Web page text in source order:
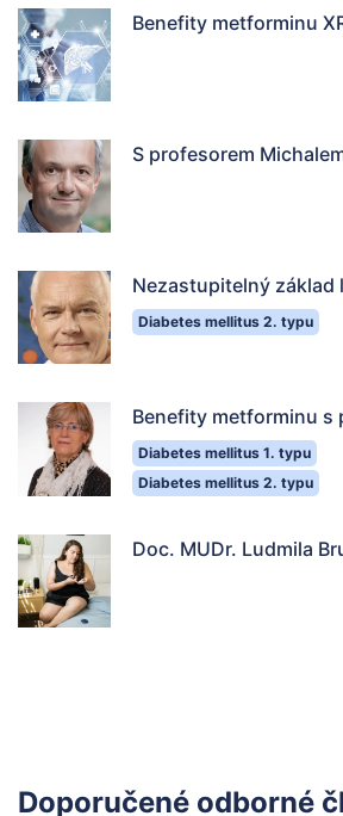
Benefity metforminu
S profesorem
Nezastupitelný základ
Diabetes mellitus 2. typu
Benefity metforminu s
Diabetes mellitus 1. typu
Diabetes mellitus 2. typu
Doc. MUDr. Ludmila
Doporučené odborné